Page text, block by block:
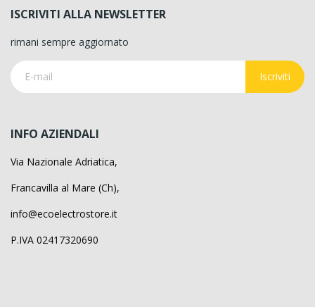
ISCRIVITI ALLA NEWSLETTER
rimani sempre aggiornato
Iscriviti
INFO AZIENDALI
Via Nazionale Adriatica,
Francavilla al Mare (Ch),
info@ecoelectrostore.it
P.IVA 02417320690